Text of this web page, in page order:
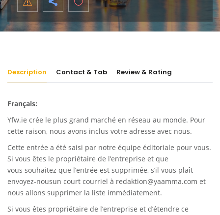
Description Contact & Tab Review & Rating
Français:
Yfw.ie crée le plus grand marché en réseau au monde. Pour
cette raison, nous avons inclus votre adresse avec nous.
Cette entrée a été saisi par notre équipe éditoriale pour vous.
Si vous êtes le propriétaire de l’entreprise et que
vous souhaitez que l’entrée est supprimée, s’il vous plaît
envoyez-nousun court courriel à redaktion@yaamma.com et
nous allons supprimer la liste immédiatement.
Si vous êtes propriétaire de l’entreprise et d’étendre ce